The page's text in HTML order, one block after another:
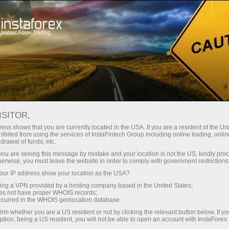
तुरंत खाता खोलना ट्रेडिंग प्लेटफॉर्म
के लिए निवेशकों के लिए भागीदारों के लिए अभियान
and it gives us the right to be proud of our
for customers and partners, we create new
property of InstaFintech Group in Europe and Asia:
shows that you are currently located in the USA. If you are a resident of the
from using the services of InstaFintech Group including online trading,
of funds, etc.
are seeing this message by mistake and your location is not the US, kindly
you must leave the website in order to comply with government
IP address show your location as the USA?
a VPN provided by a hosting company based in the United States;
not have proper WHOIS records;
in the WHOIS geolocation database.
whether you are a US resident or not by clicking the relevant button below. If
being a US resident, you will not be able to open an account with InstaForex